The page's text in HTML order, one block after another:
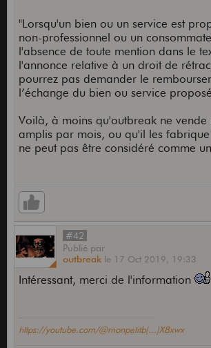
"Lorsqu'un bien ou un service est
non-professionnel ou un
l'absence de toute mention dans le
l'annonce relative à un droit de
pourrez pas demander le
l’échange du bien ou service
Voilà, à moins qu'outbreak ne vende
amplis par mois, ou qu'il les
ne peut pas être considéré comme
#42
Publié par
outbreak le 17 Oct 2019, 19:33
Intéressant, merci de l'information
https://youtube.com/@monpetitb(...)X8xwx